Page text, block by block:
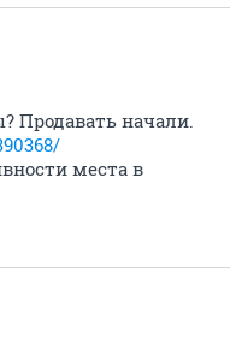
Продавать начали.
места в